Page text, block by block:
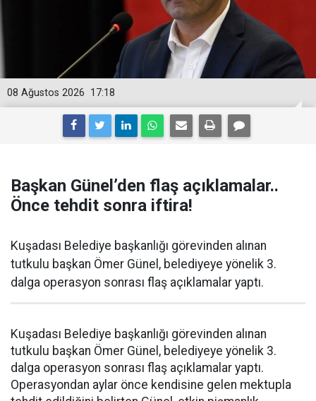
17:18
08 Ağustos 2026
Başkan Günel’den flaş açıklamalar..
Önce tehdit sonra iftira!
Kuşadası Belediye başkanlığı görevinden alınan
tutkulu başkan Ömer Günel, belediyeye yönelik 3.
dalga operasyon sonrası flaş açıklamalar yaptı.
Kuşadası Belediye başkanlığı görevinden alınan
tutkulu başkan Ömer Günel, belediyeye yönelik 3.
dalga operasyon sonrası flaş açıklamalar yaptı.
Operasyondan aylar önce kendisine gelen mektupla